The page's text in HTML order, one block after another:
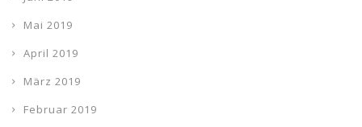
Mai 2019
April 2019
März 2019
Februar 2019